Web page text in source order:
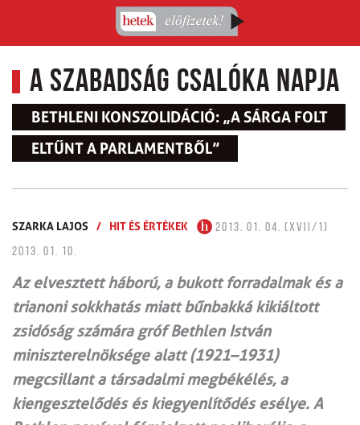
A szabadság csalóka napja
BETHLENI KONSZOLIDÁCIÓ: „A SÁRGA FOLT
ELTŰNT A PARLAMENTBŐL”
SZARKA LAJOS / HIT ÉS ÉRTÉKEK
2013. 01. 04. (XVII/1)
2013. 01. 10.
Az elvesztett háború, a bukott forradalmak és a
trianoni sokkhatás miatt bűnbakká kikiáltott
zsidóság számára gróf Bethlen István
miniszterelnöksége alatt (1921–1931)
megcsillant a társadalmi megbékélés, a
kiengesztelődés és kiegyenlítődés esélye. A